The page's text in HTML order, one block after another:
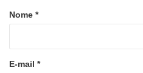
Nome *
E-mail *